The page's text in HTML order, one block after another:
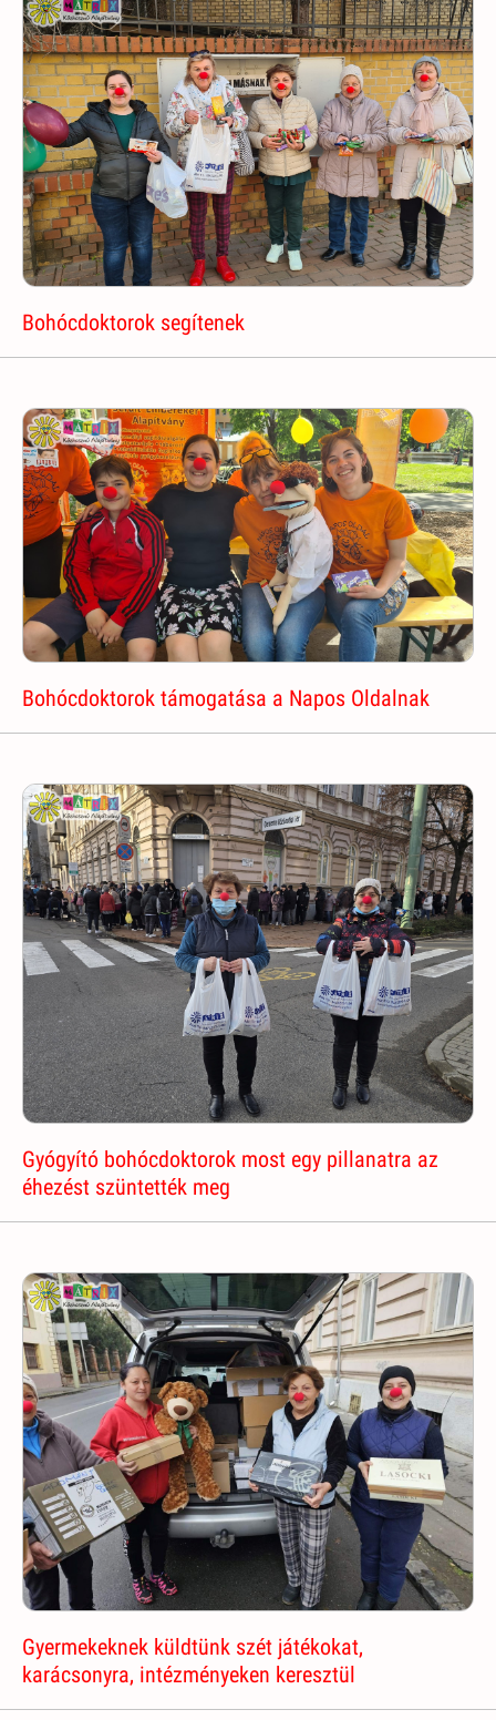
Bohócdoktorok segítenek
Bohócdoktorok támogatása a Napos Oldalnak
Gyógyító bohócdoktorok most egy pillanatra az
éhezést szüntették meg
Gyermekeknek küldtünk szét játékokat,
karácsonyra, intézményeken keresztül